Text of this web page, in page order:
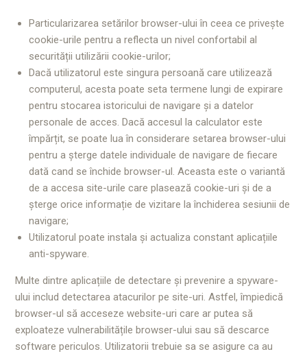
Particularizarea setărilor browser-ului în ceea ce privește
cookie-urile pentru a reflecta un nivel confortabil al
securității utilizării cookie-urilor;
Dacă utilizatorul este singura persoană care utilizează
computerul, acesta poate seta termene lungi de expirare
pentru stocarea istoricului de navigare și a datelor
personale de acces. Dacă accesul la calculator este
împărțit, se poate lua în considerare setarea browser-ului
pentru a șterge datele individuale de navigare de fiecare
dată cand se închide browser-ul. Aceasta este o variantă
de a accesa site-urile care plasează cookie-uri și de a
șterge orice informație de vizitare la închiderea sesiunii de
navigare;
Utilizatorul poate instala și actualiza constant aplicațiile
anti-spyware.
Multe dintre aplicațiile de detectare și prevenire a spyware-
ului includ detectarea atacurilor pe site-uri. Astfel, împiedică
browser-ul să acceseze website-uri care ar putea să
exploateze vulnerabilitățile browser-ului sau să descarce
software periculos. Utilizatorii trebuie sa se asigure ca au